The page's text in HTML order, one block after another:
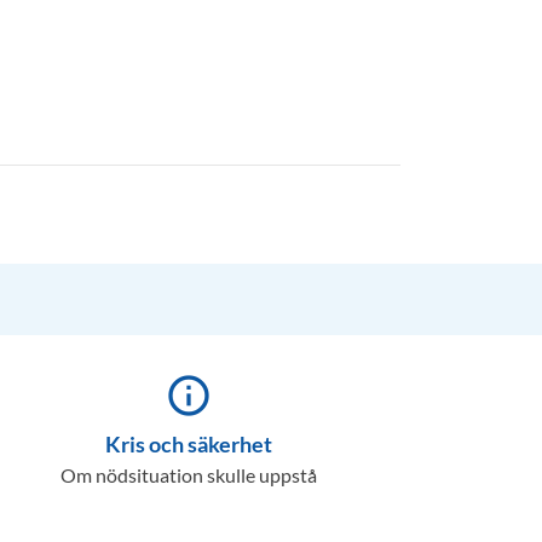
info_outline
Kris och säkerhet
Om nödsituation skulle uppstå